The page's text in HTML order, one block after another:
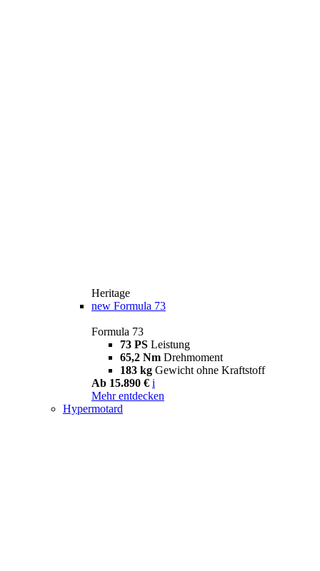
Heritage
new Formula 73
Formula 73
73 PS Leistung
65,2 Nm Drehmoment
183 kg Gewicht ohne Kraftstoff
Ab 15.890 € i
Mehr entdecken
Hypermotard